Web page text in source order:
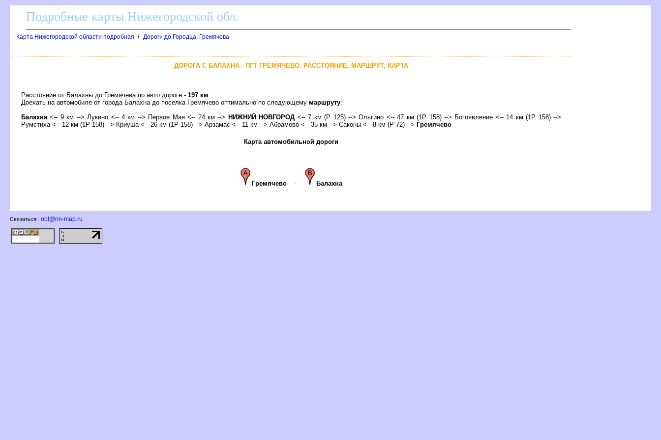
Подробные карты Нижегородской обл.
Карта Нижегородской области подробная / Дороги до Городца, Гремячева
ДОРОГА Г. БАЛАХНА - ПГТ ГРЕМЯЧЕВО. РАССТОЯНИЕ, МАРШРУТ, КАРТА
Расстояние от Балахны до Гремячева по авто дороге - 197 км
Доехать на автомобиле от города Балахна до поселка Гремячево оптимально по следующему маршруту:
Балахна <-- 9 км --> Лукино <-- 4 км --> Первое Мая <-- 24 км --> НИЖНИЙ НОВГОРОД <-- 7 км (Р 125) --> Ольгино <-- 47 км (1Р 158) --> Богоявление <-- 14 км (1Р 158) -->
Румстиха <-- 12 км (1Р 158) --> Криуша <-- 26 км (1Р 158) --> Арзамас <-- 11 км --> Абрамово <-- 35 км --> Саконы <-- 8 км (Р 72) --> Гремячево
Карта автомобильной дороги
Гремячево - Балахна
Связаться: obl@nn-map.ru